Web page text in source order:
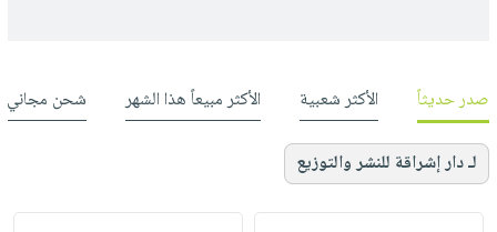
صدر حديثاً الأكثر شعبية الأكثر مبيعاً هذا الشهر شحن مجاني
لـ دار إشراقة للنشر والتوزيع